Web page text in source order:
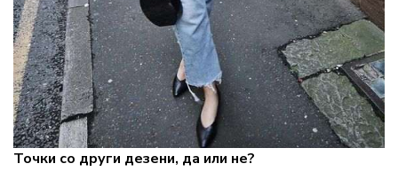
Точки со други дезени, да или не?